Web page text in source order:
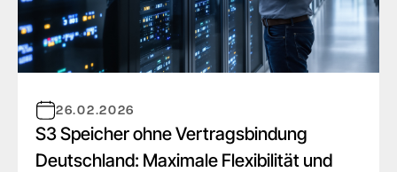
26.02.2026
S3 Speicher ohne Vertragsbindung
Deutschland: Maximale Flexibilität und